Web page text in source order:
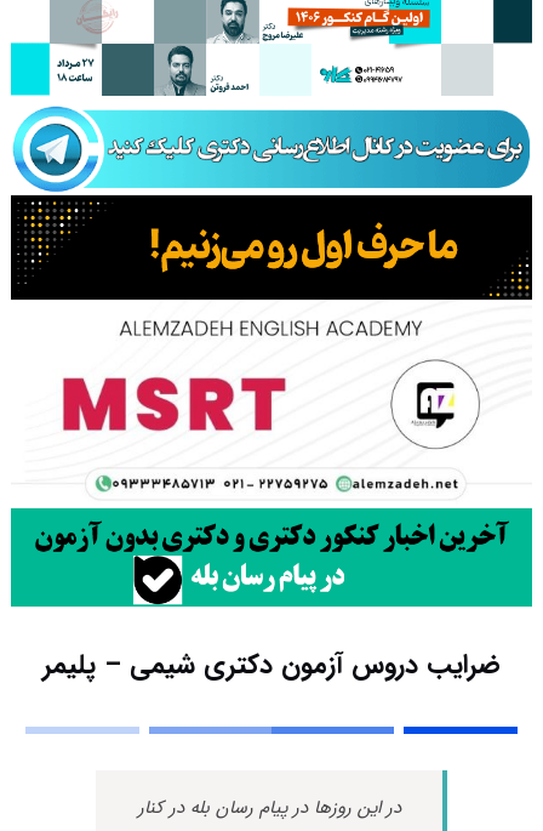
ضرایب دروس آزمون دکتری شیمی – پلیمر
در این روزها در پیام رسان بله در کنار